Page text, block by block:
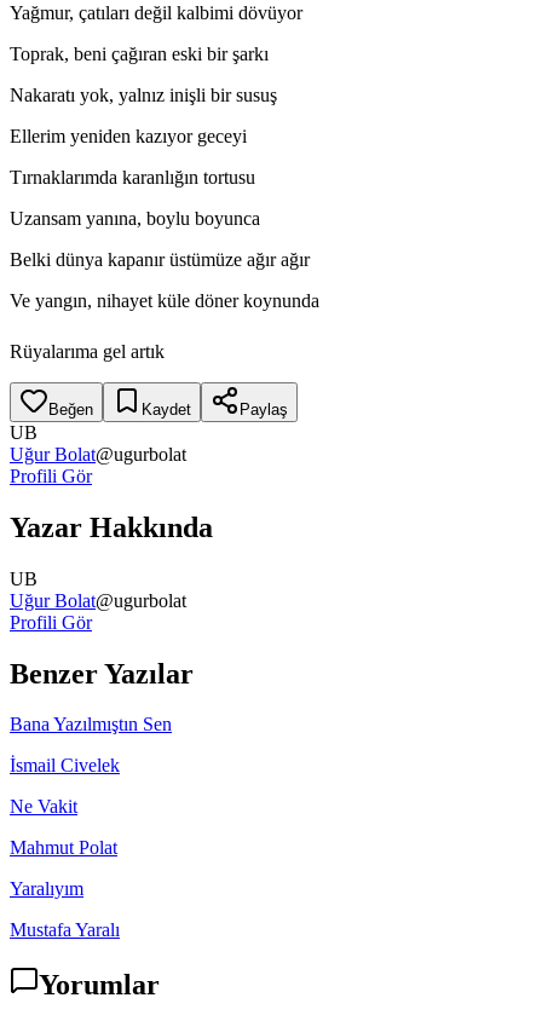
Yağmur, çatıları değil kalbimi dövüyor
Toprak, beni çağıran eski bir şarkı
Nakaratı yok, yalnız inişli bir susuş
Ellerim yeniden kazıyor geceyi
Tırnaklarımda karanlığın tortusu
Uzansam yanına, boylu boyunca
Belki dünya kapanır üstümüze ağır ağır
Ve yangın, nihayet küle döner koynunda
Rüyalarıma gel artık
Beğen Kaydet Paylaş
UB
Uğur Bolat@ugurbolat
Profili Gör
Yazar Hakkında
UB
Uğur Bolat@ugurbolat
Profili Gör
Benzer Yazılar
Bana Yazılmıştın Sen
İsmail Civelek
Ne Vakit
Mahmut Polat
Yaralıyım
Mustafa Yaralı
Yorumlar